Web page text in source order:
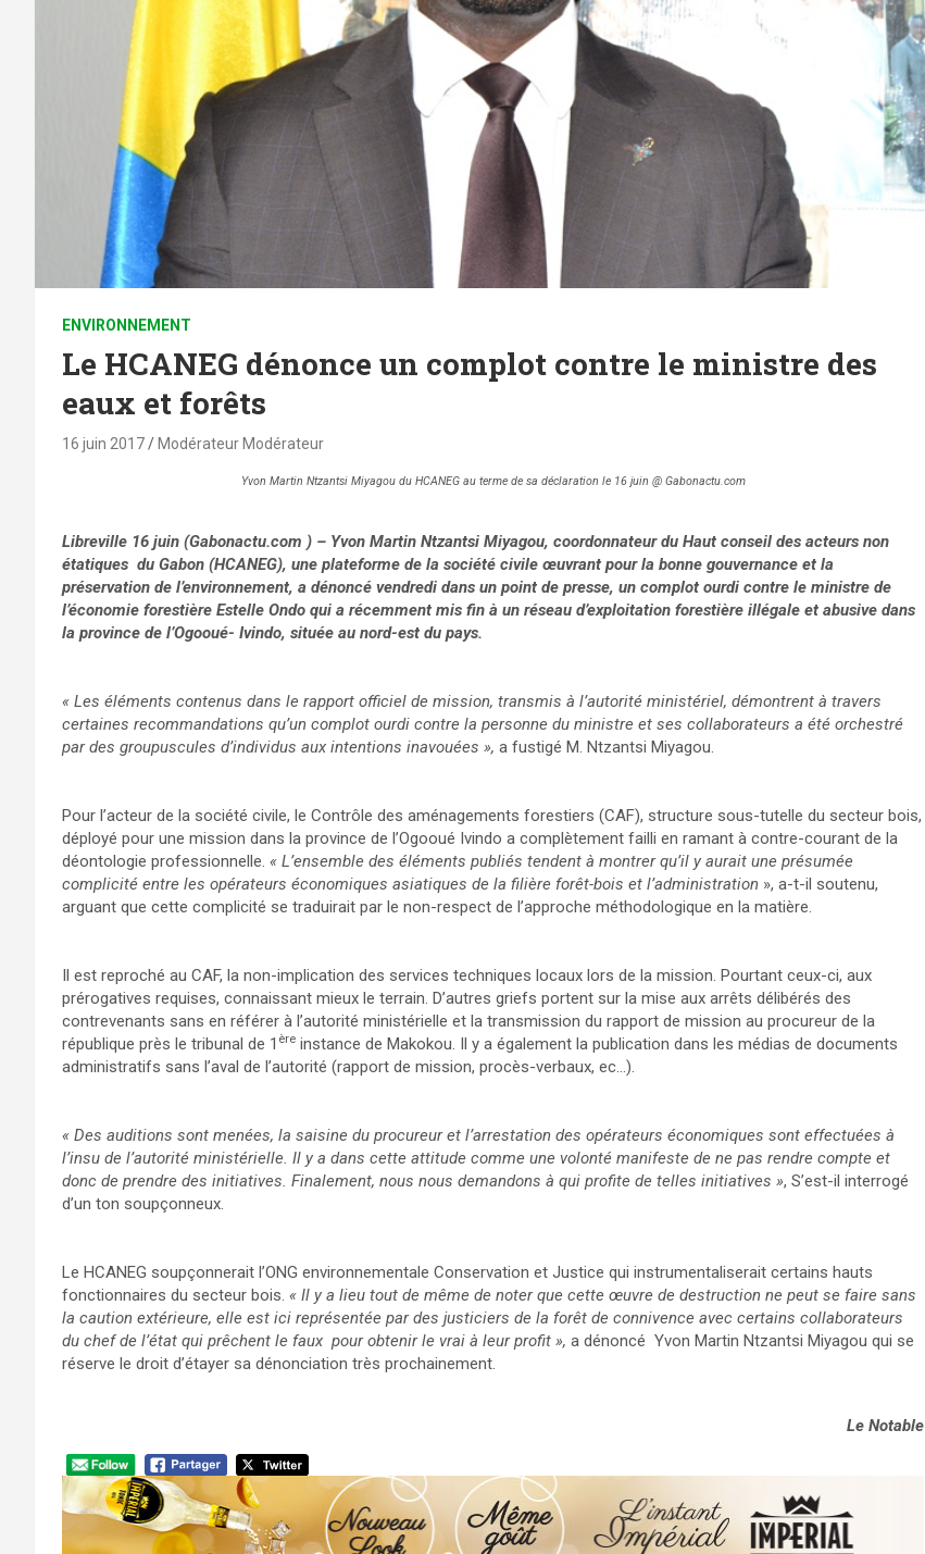
ENVIRONNEMENT
Le HCANEG dénonce un complot contre le ministre des
eaux et forêts
16 juin 2017 Modérateur Modérateur
Yvon Martin Ntzantsi Miyagou du HCANEG au terme de sa déclaration le 16 juin @ Gabonactu.com
Libreville 16 juin (Gabonactu.com ) – Yvon Martin Ntzantsi Miyagou, coordonnateur du Haut conseil des acteurs non
étatiques du Gabon (HCANEG), une plateforme de la société civile œuvrant pour la bonne gouvernance et la
préservation de l’environnement, a dénoncé vendredi dans un point de presse, un complot ourdi contre le ministre de
l’économie forestière Estelle Ondo qui a récemment mis fin à un réseau d’exploitation forestière illégale et abusive dans
la province de l’Ogooué- Ivindo, située au nord-est du pays.
« Les éléments contenus dans le rapport officiel de mission, transmis à l’autorité ministériel, démontrent à travers
certaines recommandations qu’un complot ourdi contre la personne du ministre et ses collaborateurs a été orchestré
par des groupuscules d’individus aux intentions inavouées », a fustigé M. Ntzantsi Miyagou.
Pour l’acteur de la société civile, le Contrôle des aménagements forestiers (CAF), structure sous-tutelle du secteur bois,
déployé pour une mission dans la province de l’Ogooué Ivindo a complètement failli en ramant à contre-courant de la
déontologie professionnelle. « L’ensemble des éléments publiés tendent à montrer qu’il y aurait une présumée
complicité entre les opérateurs économiques asiatiques de la filière forêt-bois et l’administration », a-t-il soutenu,
arguant que cette complicité se traduirait par le non-respect de l’approche méthodologique en la matière.
Il est reproché au CAF, la non-implication des services techniques locaux lors de la mission. Pourtant ceux-ci, aux
prérogatives requises, connaissant mieux le terrain. D’autres griefs portent sur la mise aux arrêts délibérés des
contrevenants sans en référer à l’autorité ministérielle et la transmission du rapport de mission au procureur de la
république près le tribunal de 1 ère instance de Makokou. Il y a également la publication dans les médias de documents
administratifs sans l’aval de l’autorité (rapport de mission, procès-verbaux, ec…).
« Des auditions sont menées, la saisine du procureur et l’arrestation des opérateurs économiques sont effectuées à
l’insu de l’autorité ministérielle. Il y a dans cette attitude comme une volonté manifeste de ne pas rendre compte et
donc de prendre des initiatives. Finalement, nous nous demandons à qui profite de telles initiatives », S’est-il interrogé
d’un ton soupçonneux.
Le HCANEG soupçonnerait l’ONG environnementale Conservation et Justice qui instrumentaliserait certains hauts
fonctionnaires du secteur bois. « Il y a lieu tout de même de noter que cette œuvre de destruction ne peut se faire sans
la caution extérieure, elle est ici représentée par des justiciers de la forêt de connivence avec certains collaborateurs
du chef de l’état qui prêchent le faux pour obtenir le vrai à leur profit », a dénoncé Yvon Martin Ntzantsi Miyagou qui se
réserve le droit d’étayer sa dénonciation très prochainement.
Le Notable